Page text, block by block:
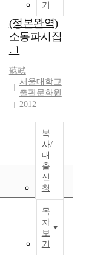
기
(정본완역)
소동파시집
. 1
蘇軾
서울대학교
출판문화원
2012
복
사/
대
출
신
청
목
차
보
기